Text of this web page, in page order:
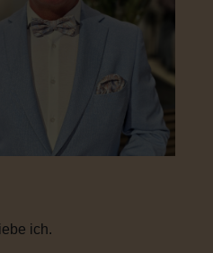
ich.